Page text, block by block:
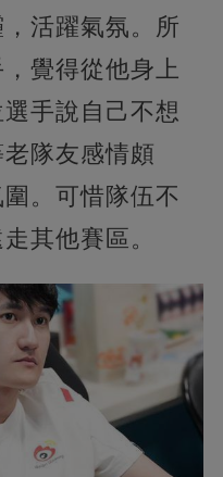
活躍氣氛。所
覺得從他身上
手說自己不想
隊友感情頗
。可惜隊伍不
其他賽區。